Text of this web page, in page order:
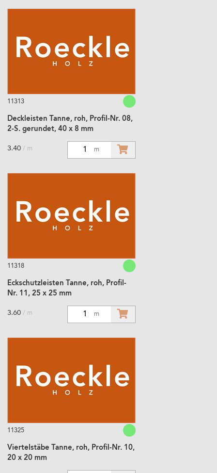
11313
Deckleisten Tanne, roh, Profil-Nr. 08,
2-S. gerundet, 40 x 8 mm
m
3.40 / m
11318
Eckschutzleisten Tanne, roh, Profil-
Nr. 11, 25 x 25 mm
m
3.60 / m
11325
Viertelstäbe Tanne, roh, Profil-Nr. 10,
20 x 20 mm